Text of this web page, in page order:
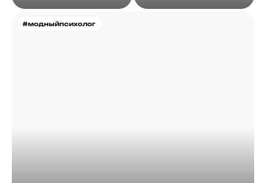
#модныйпсихолог